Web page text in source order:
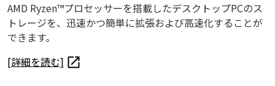
AMD Ryzen™プロセッサーを搭載したデスクトップPCのス
トレージを、迅速かつ簡単に拡張および高速化することが
できます。
[詳細を読む]